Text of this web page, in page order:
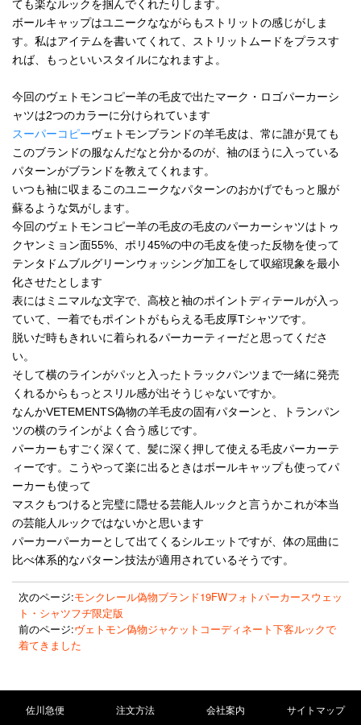
ても楽なルックを掴んでくれたりします。
ボールキャップはユニークなながらもストリットの感じがしま
す。私はアイテムを書いてくれて、ストリットムードをプラスす
れば、もっといいスタイルになれますよ。
今回のヴェトモンコピー羊の毛皮で出たマーク・ロゴパーカーシ
ャツは2つのカラーに分けられています
スーパーコピーヴェトモンブランドの羊毛皮は、常に誰が見ても
このブランドの服なんだなと分かるのが、袖のほうに入っている
パターンがブランドを教えてくれます。
いつも袖に収まるこのユニークなパターンのおかげでもっと服が
蘇るような気がします。
今回のヴェトモンコピー羊の毛皮の毛皮のパーカーシャツはトゥ
クヤンミョン面55%、ポリ45%の中の毛皮を使った反物を使って
テンタドムブルグリーンウォッシング加工をして収縮現象を最小
化させたとします
表にはミニマルな文字で、高校と袖のポイントディテールが入っ
ていて、一着でもポイントがもらえる毛皮厚Tシャツです。
脱いだ時もきれいに着られるパーカーティーだと思ってくださ
い。
そして横のラインがパッと入ったトラックパンツまで一緒に発売
くれるからもっとスリル感が出そうじゃないですか。
なんかVETEMENTS偽物の羊毛皮の固有パターンと、トランパン
ツの横のラインがよく合う感じです。
パーカーもすごく深くて、髪に深く押して使える毛皮パーカーテ
ィーです。こうやって楽に出るときはボールキャップも使ってパ
ーカーも使って
マスクもつけると完璧に隠せる芸能人ルックと言うかこれが本当
の芸能人ルックではないかと思います
パーカーパーカーとして出てくるシルエットですが、体の屈曲に
比べ体系的なパターン技法が適用されているそうです。
次のページ:モンクレール偽物ブランド19FWフォトパーカースウェッ
ト・シャツフヂ限定版
前のページ:ヴェトモン偽物ジャケットコーディネート下客ルックで
着てきました
佐川急便 注文方法 会社案内 サイトマップ